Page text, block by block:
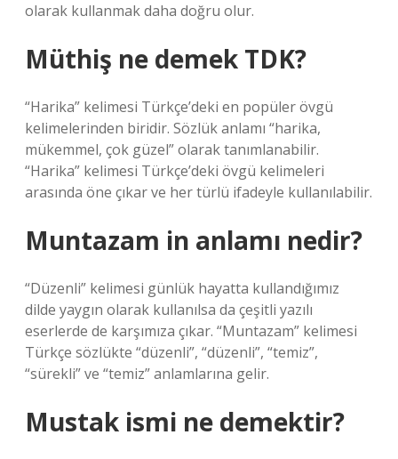
olarak kullanmak daha doğru olur.
Müthiş ne demek TDK?
“Harika” kelimesi Türkçe’deki en popüler övgü
kelimelerinden biridir. Sözlük anlamı “harika,
mükemmel, çok güzel” olarak tanımlanabilir.
“Harika” kelimesi Türkçe’deki övgü kelimeleri
arasında öne çıkar ve her türlü ifadeyle kullanılabilir.
Muntazam in anlamı nedir?
“Düzenli” kelimesi günlük hayatta kullandığımız
dilde yaygın olarak kullanılsa da çeşitli yazılı
eserlerde de karşımıza çıkar. “Muntazam” kelimesi
Türkçe sözlükte “düzenli”, “düzenli”, “temiz”,
“sürekli” ve “temiz” anlamlarına gelir.
Mustak ismi ne demektir?